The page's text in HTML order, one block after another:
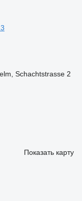
Schachtstrasse 2
Показать карту